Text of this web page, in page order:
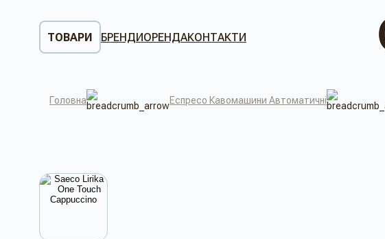
ТОВАРИ БРЕНДИОРЕНДАКОНТАКТИ
Головна Еспресо Кавомашини Автоматичні